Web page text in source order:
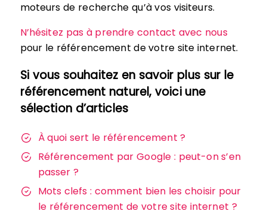
moteurs de recherche qu’à vos visiteurs.
N’hésitez pas à prendre contact avec nous
pour le référencement de votre site internet.
Si vous souhaitez en savoir plus sur le
référencement naturel, voici une
sélection d’articles
À quoi sert le référencement ?
Référencement par Google : peut-on s’en
passer ?
Mots clefs : comment bien les choisir pour
le référencement de votre site internet ?